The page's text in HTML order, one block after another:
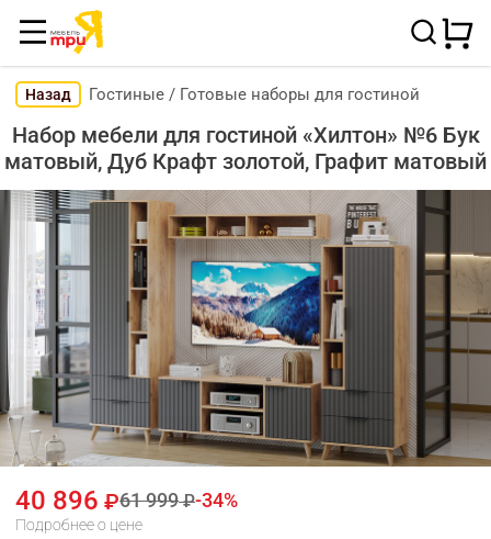
Назад Гостиные / Готовые наборы для гостиной
Набор мебели для гостиной «Хилтон» №6 Бук
матовый, Дуб Крафт золотой, Графит матовый
40 896 61 999 34
Подробнее о цене